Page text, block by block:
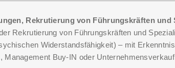
Rekrutierung von Führungskräften und
Rekrutierung von Führungskräften und
Widerstandsfähigkeit) – mit
Management Buy-IN oder Unternehmensverkauf